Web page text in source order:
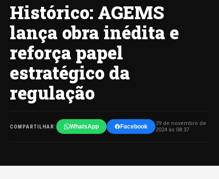
Histórico: AGEMS
lança obra inédita e
reforça papel
estratégico da
regulação
COMPARTILHAR: WhatsApp Facebook
29 de novembro de
2024 às 08:37